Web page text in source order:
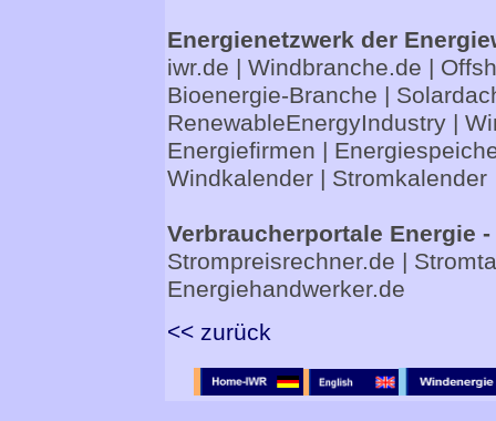
Energienetzwerk der
iwr.de | Windbranche.de |
Bioenergie-Branche |
RenewableEnergyIndustry|
Energiefirmen |
Windkalender| Stromkalender
Verbraucherportale Energie
Strompreisrechner.de |
Energiehandwerker.de
<< zurück